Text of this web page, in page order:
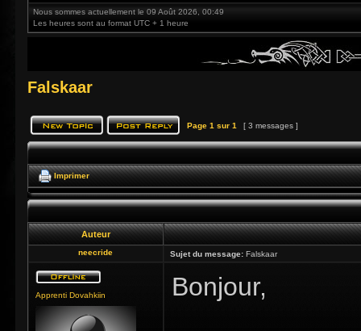
Nous sommes actuellement le 09 Août 2026, 00:49
Les heures sont au format UTC + 1 heure
Falskaar
Page 1 sur 1 [ 3 messages ]
Imprimer
Auteur
neecride Sujet du message: Falskaar
Apprenti Dovahkiin Bonjour,